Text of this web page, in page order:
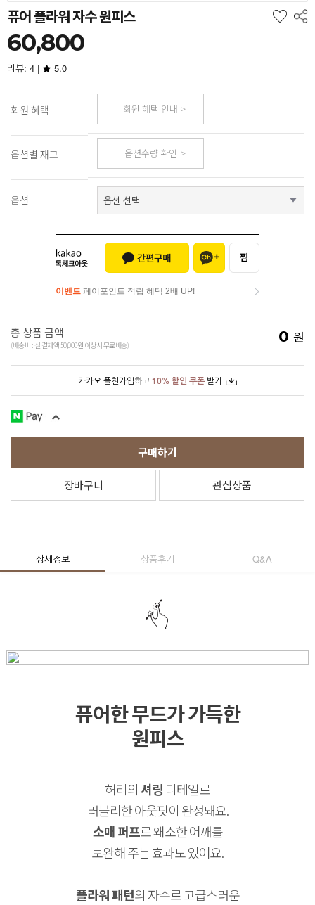
퓨어 플라워 자수 원피스
60,800
리뷰: 4 | 5.0
회원 혜택 회원 혜택 안내
옵션별 재고 옵션수량 확인
옵션
이벤트 페이포인트 적립 혜택 2배 UP!
총 상품 금액
(배송비 : 실 결제액 50,000원 이상시 무료배송) 0 원
카카오 플친가입하고10% 할인 쿠폰 받기
구매하기
장바구니 관심상품
상세정보 상품후기 Q&A
퓨어한 무드가 가득한
원피스
허리의셔링 디테일로
러블리한 아웃핏이 완성돼요.
소매 퍼프로 왜소한 어깨를
보완해 주는 효과도 있어요.
플라워 패턴의 자수로 고급스러운